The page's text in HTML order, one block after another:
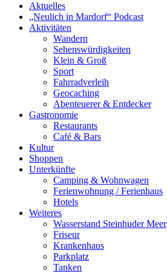
Aktuelles
„Neulich in Mardorf“ Podcast
Aktivitäten
Wandern
Sehenswürdigkeiten
Klein & Groß
Sport
Fahrradverleih
Geocaching
Abenteuerer & Entdecker
Gastronomie
Restaurants
Café & Bars
Kultur
Shoppen
Unterkünfte
Camping & Wohnwagen
Ferienwohnung / Ferienhaus
Hotels
Weiteres
Wasserstand Steinhuder Meer
Friseur
Krankenhaus
Parkplatz
Tanken